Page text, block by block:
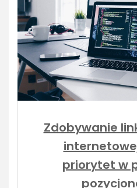
Zdobywanie
priorytet w